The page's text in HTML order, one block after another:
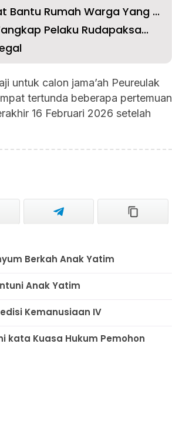
Bantu Rumah Warga Yang ...
Pelaku Rudapaksa...
untuk calon jama’ah Peureulak
tertunda beberapa pertemuan
16 Februari 2026 setelah
Berkah Anak Yatim
Anak Yatim
Kemanusiaan IV
kata Kuasa Hukum Pemohon